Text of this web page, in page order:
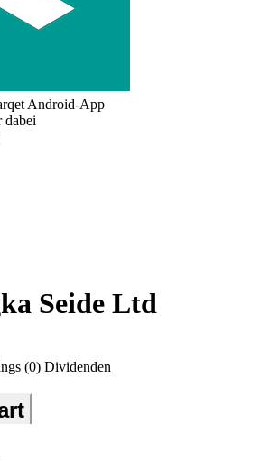
Android-App
dabei
Seide Ltd
(0) Dividenden